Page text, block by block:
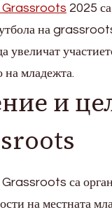
Grassroots 2025
на
увеличат
на младежта.
и
Grassroots са
на местната